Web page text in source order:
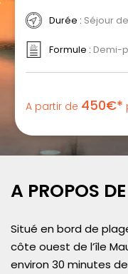
Durée : Séjour
Formule : Demi-
A partir de 450€*
A PROPOS
Situé en bord de
côte ouest de l’île
environ 30 minutes